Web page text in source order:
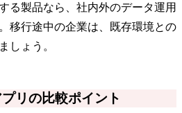
る製品なら、社内外のデータ運用
移行途中の企業は、既存環境との
しょう。
リの比較ポイント